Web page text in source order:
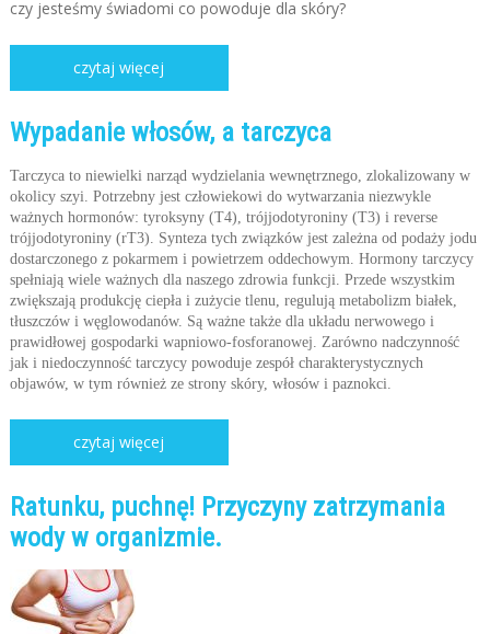
czy jesteśmy świadomi co powoduje dla skóry?
czytaj więcej
Wypadanie włosów, a tarczyca
Tarczyca to niewielki narząd wydzielania wewnętrznego, zlokalizowany w
okolicy szyi. Potrzebny jest człowiekowi do wytwarzania niezwykle
ważnych hormonów: tyroksyny (T4), trójjodotyroniny (T3) i reverse
trójjodotyroniny (rT3). Synteza tych związków jest zależna od podaży jodu
dostarczonego z pokarmem i powietrzem oddechowym. Hormony tarczycy
spełniają wiele ważnych dla naszego zdrowia funkcji. Przede wszystkim
zwiększają produkcję ciepła i zużycie tlenu, regulują metabolizm białek,
tłuszczów i węglowodanów. Są ważne także dla układu nerwowego i
prawidłowej gospodarki wapniowo-fosforanowej. Zarówno nadczynność
jak i niedoczynność tarczycy powoduje zespół charakterystycznych
objawów, w tym również ze strony skóry, włosów i paznokci.
czytaj więcej
Ratunku, puchnę! Przyczyny zatrzymania
wody w organizmie.